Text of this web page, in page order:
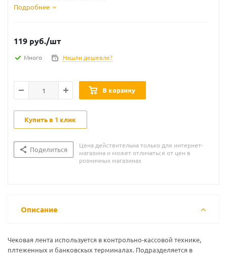
Подробнее
119 руб./шт
Много Нашли дешевле?
В корзину
Купить в 1 клик
Поделиться
Цена действительна только для интернет-
магазина и может отличаться от цен в
розничных магазинах
Описание
Чековая лента используется в контрольно-кассовой технике,
плтеженных и банковскых терминалах. Подразделяется в